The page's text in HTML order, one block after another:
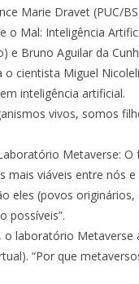
Marie Dravet (PUC/
o Mal: Inteligência
e Bruno Aguilar da
cientista Miguel
inteligência artificial.
vivos, somos
Metaverse:
mais viáveis entre nós
eles (povos
possíveis”.
laboratório
“Por que